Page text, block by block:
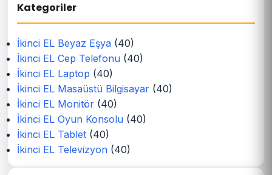
Kategoriler
İkinci EL Beyaz Eşya (40)
İkinci EL Cep Telefonu (40)
İkinci EL Laptop (40)
İkinci EL Masaüstü Bilgisayar (40)
İkinci EL Monitör (40)
İkinci EL Oyun Konsolu (40)
İkinci EL Tablet (40)
İkinci EL Televizyon (40)